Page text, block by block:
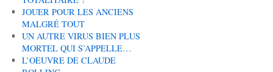
JOUER POUR LES ANCIENS
MALGRÉ TOUT
UN AUTRE VIRUS BIEN PLUS
MORTEL QUI S’APPELLE…
L’OEUVRE DE CLAUDE